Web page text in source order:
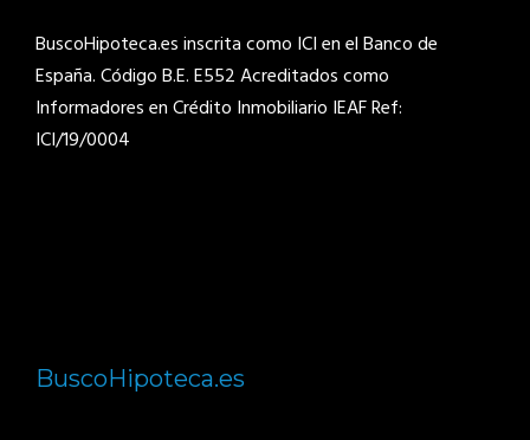
BuscoHipoteca.es inscrita como ICI en el Banco de
España. Código B.E. E552Acreditados como
Informadores en Crédito Inmobiliario IEAF Ref:
ICI/19/0004
BuscoHipoteca.es